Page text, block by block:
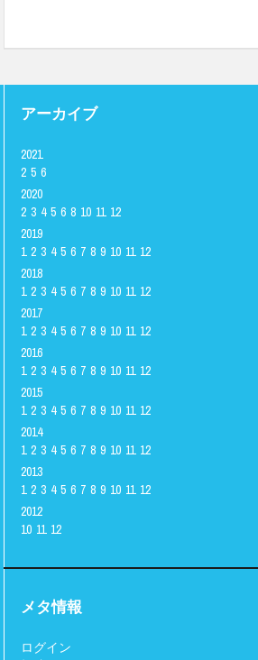
アーカイブ
2021
2 5 6
2020
2 3 4 5 6 8 10 11 12
2019
1 2 3 4 5 6 7 8 9 10 11 12
2018
1 2 3 4 5 6 7 8 9 10 11 12
2017
1 2 3 4 5 6 7 8 9 10 11 12
2016
1 2 3 4 5 6 7 8 9 10 11 12
2015
1 2 3 4 5 6 7 8 9 10 11 12
2014
1 2 3 4 5 6 7 8 9 10 11 12
2013
1 2 3 4 5 6 7 8 9 10 11 12
2012
10 11 12
メタ情報
ログイン